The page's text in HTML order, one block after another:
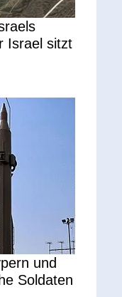
Israel sitzt
und
Soldaten